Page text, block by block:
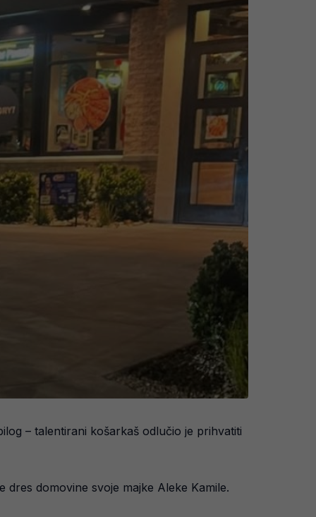
– talentirani košarkaš odlučio je prihvatiti
domovine svoje majke Aleke Kamile.